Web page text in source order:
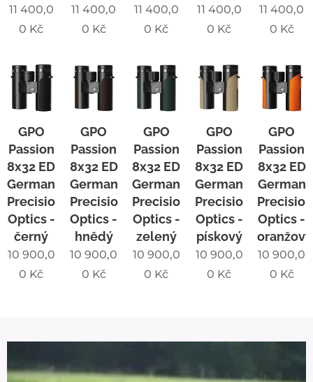
11 400,0
0 Kč
11 400,0
0 Kč
11 400,0
0 Kč
11 400,0
0 Kč
11 400,0
0 Kč
GPO
Passion
8x32 ED
German
Precision
Optics -
černý
10 900,0
0 Kč
GPO
Passion
8x32 ED
German
Precision
Optics -
hnědý
10 900,0
0 Kč
GPO
Passion
8x32 ED
German
Precision
Optics -
zelený
10 900,0
0 Kč
GPO
Passion
8x32 ED
German
Precision
Optics -
pískový
10 900,0
0 Kč
GPO
Passion
8x32 ED
German
Precision
Optics -
oranžový
10 900,0
0 Kč